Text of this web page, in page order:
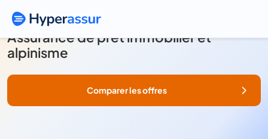
Assurance de prêt immobilier et
alpinisme
Comparer les offres